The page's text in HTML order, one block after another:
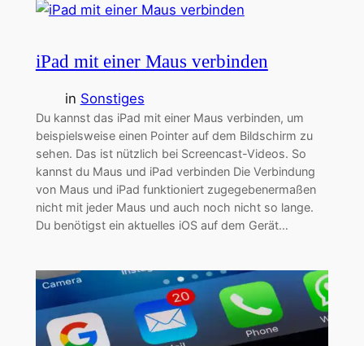
iPad mit einer Maus verbinden
in Sonstiges
Du kannst das iPad mit einer Maus verbinden, um
beispielsweise einen Pointer auf dem Bildschirm zu
sehen. Das ist nützlich bei Screencast-Videos. So
kannst du Maus und iPad verbinden Die Verbindung
von Maus und iPad funktioniert zugegebenermaßen
nicht mit jeder Maus und auch noch nicht so lange.
Du benötigst ein aktuelles iOS auf dem Gerät…